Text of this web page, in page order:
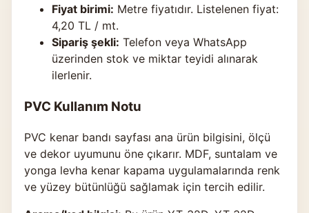
Fiyat birimi: Metre fiyatıdır. Listelenen fiyat:
4,20 TL / mt.
Sipariş şekli: Telefon veya WhatsApp
üzerinden stok ve miktar teyidi alınarak
ilerlenir.
PVC Kullanım Notu
PVC kenar bandı sayfası ana ürün bilgisini, ölçü
ve dekor uyumunu öne çıkarır. MDF, suntalam ve
yonga levha kenar kapama uygulamalarında renk
ve yüzey bütünlüğü sağlamak için tercih edilir.